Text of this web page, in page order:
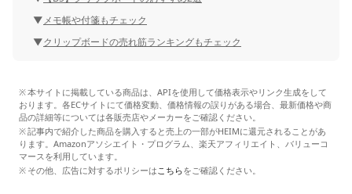
メモ帳や付箋もチェック
クリップボードの売れ筋ランキングもチェック
本サイトに掲載している商品は、APIを使用して価格表示やリンク生成をして
おります。各ECサイトにて価格変動、価格情報の誤りがある場合、最新価格や商
品の詳細等については各販売店やメーカーをご確認ください。
記事内で紹介した商品を購入すると売上の一部がHEIMに還元されることがあ
ります。Amazonアソシエイト・プログラム、楽天アフィリエイト、バリューコ
マースを利用しています。
その他、広告に対するポリシーはこちらをご確認ください。